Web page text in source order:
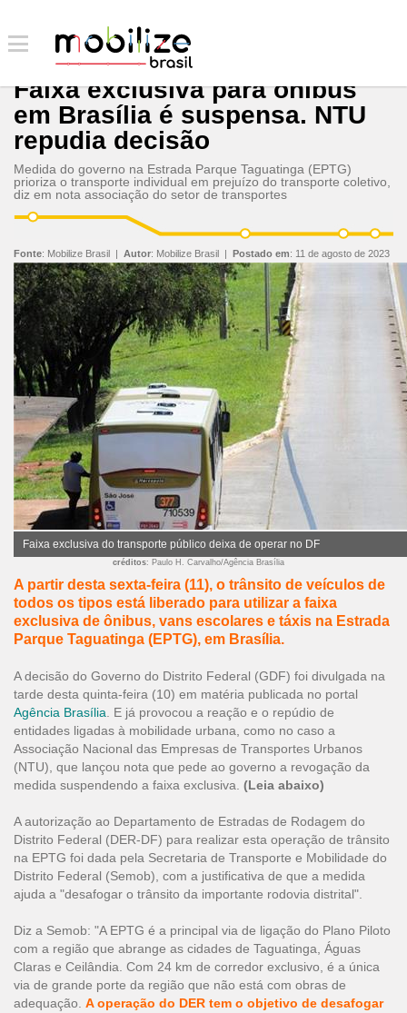
Faixa exclusiva para ônibus
em Brasília é suspensa. NTU
repudia decisão
Medida do governo na Estrada Parque Taguatinga (EPTG)
prioriza o transporte individual em prejuízo do transporte coletivo,
diz em nota associação do setor de transportes
Fonte: Mobilize Brasil | Autor: Mobilize Brasil | Postado em: 11 de agosto de 2023
Faixa exclusiva do transporte público deixa de operar no DF
créditos: Paulo H. Carvalho/Agência Brasília
A partir desta sexta-feira (11), o trânsito de veículos de
todos os tipos está liberado para utilizar a faixa
exclusiva de ônibus, vans escolares e táxis na Estrada
Parque Taguatinga (EPTG), em Brasília.
A decisão do Governo do Distrito Federal (GDF) foi divulgada na
tarde desta quinta-feira (10) em matéria publicada no portal
Agência Brasília . E já provocou a reação e o repúdio de
entidades ligadas à mobilidade urbana, como no caso a
Associação Nacional das Empresas de Transportes Urbanos
(NTU), que lançou nota que pede ao governo a revogação da
medida suspendendo a faixa exclusiva. (Leia abaixo)
A autorização ao Departamento de Estradas de Rodagem do
Distrito Federal (DER-DF) para realizar esta operação de trânsito
na EPTG foi dada pela Secretaria de Transporte e Mobilidade do
Distrito Federal (Semob), com a justificativa de que a medida
ajuda a "desafogar o trânsito da importante rodovia distrital".
Diz a Semob: "A EPTG é a principal via de ligação do Plano Piloto
com a região que abrange as cidades de Taguatinga, Águas
Claras e Ceilândia. Com 24 km de corredor exclusivo, é a única
via de grande porte da região que não está com obras de
adequação. A operação do DER tem o objetivo de desafogar